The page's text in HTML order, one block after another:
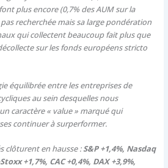
plus encore (0,7% des AUM sur la
pas recherchée mais sa large pondération
qui collectent beaucoup fait plus que
sur les fonds européens stricto
équilibrée entre les entreprises de
au sein desquelles nous
caractère « value » marqué qui
continuer à surperformer.
clôturent en hausse :S&P +1,4%, Nasdaq
+1,7%, CAC +0,4%, DAX +3,9%,